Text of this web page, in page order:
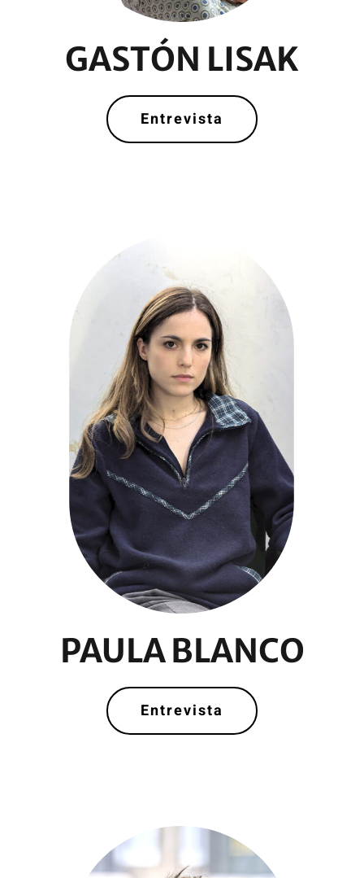
GASTÓN LISAK
Entrevista
PAULA BLANCO
Entrevista